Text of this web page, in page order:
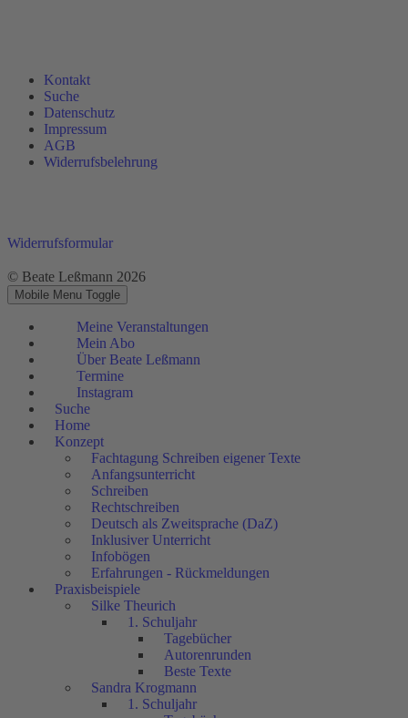
Kontakt
Suche
Datenschutz
Impressum
AGB
Widerrufsbelehrung
Widerrufsformular
© Beate Leßmann 2026
Mobile Menu Toggle
Meine Veranstaltungen
Mein Abo
Über Beate Leßmann
Termine
Instagram
Suche
Home
Konzept
Fachtagung Schreiben eigener Texte
Anfangsunterricht
Schreiben
Rechtschreiben
Deutsch als Zweitsprache (DaZ)
Inklusiver Unterricht
Infobögen
Erfahrungen - Rückmeldungen
Praxisbeispiele
Silke Theurich
1. Schuljahr
Tagebücher
Autorenrunden
Beste Texte
Sandra Krogmann
1. Schuljahr